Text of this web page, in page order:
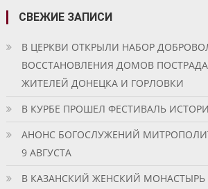
СВЕЖИЕ ЗАПИСИ
В ЦЕРКВИ ОТКРЫЛИ НАБОР
ВОССТАНОВЛЕНИЯ ДОМОВ
ЖИТЕЛЕЙ ДОНЕЦКА И ГОРЛОВКИ
В КУРБЕ ПРОШЕЛ ФЕСТИВАЛЬ
АНОНС БОГОСЛУЖЕНИЙ
9 АВГУСТА
В КАЗАНСКИЙ ЖЕНСКИЙ МОНАСТЫРЬ